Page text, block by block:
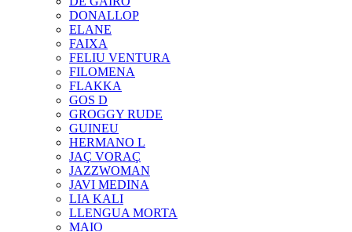
DONALLOP
ELANE
FAIXA
FELIU VENTURA
FILOMENA
FLAKKA
GOS D
GROGGY RUDE
GUINEU
HERMANO L
JAÇ VORAÇ
JAZZWOMAN
JAVI MEDINA
LIA KALI
LLENGUA MORTA
MAIO